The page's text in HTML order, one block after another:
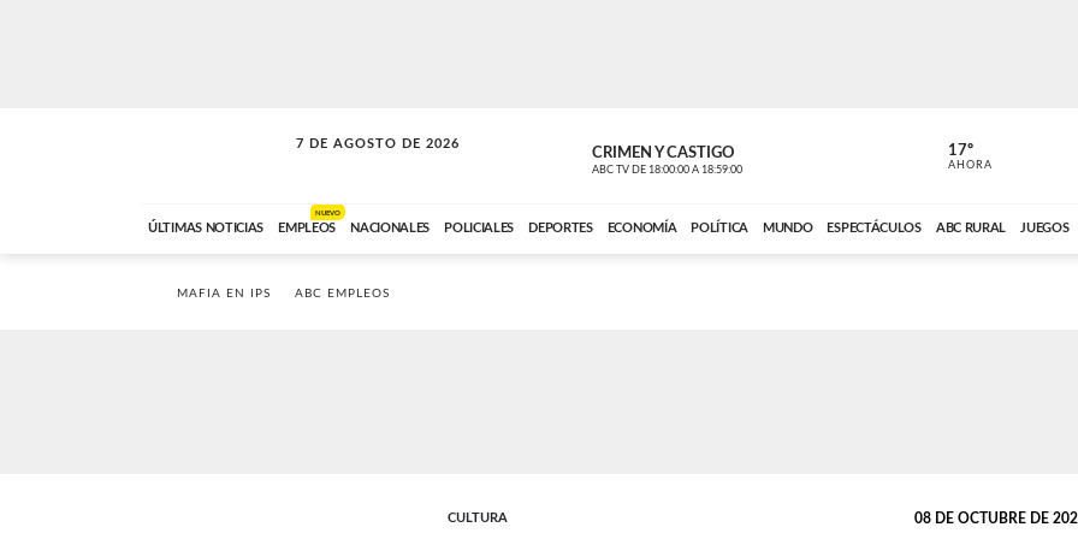
7 DE AGOSTO DE 2026
SOLO MÚSICA CRIMEN Y CASTIGO
ABC TV DE 18:00:00 A 18:59:00 ABC CARDINAL
17º
AHORA
ÚLTIMAS NOTICIAS EMPLEOS
NUEVO
NACIONALES POLICIALES DEPORTES ECONOMÍA POLÍTICA MUNDO ESPECTÁCULOS ABC RURAL JUEGOS
MAFIA EN IPS ABC EMPLEOS
CULTURA 08 DE OCTUBRE DE